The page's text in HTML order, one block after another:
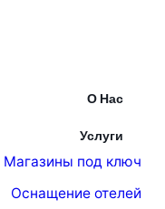
О Нас
Услуги
Магазины под ключ
Оснащение отелей